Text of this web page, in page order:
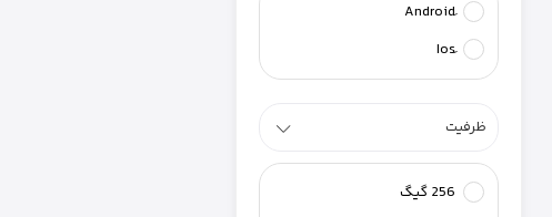
َAndroid
َIos
ظرفیت